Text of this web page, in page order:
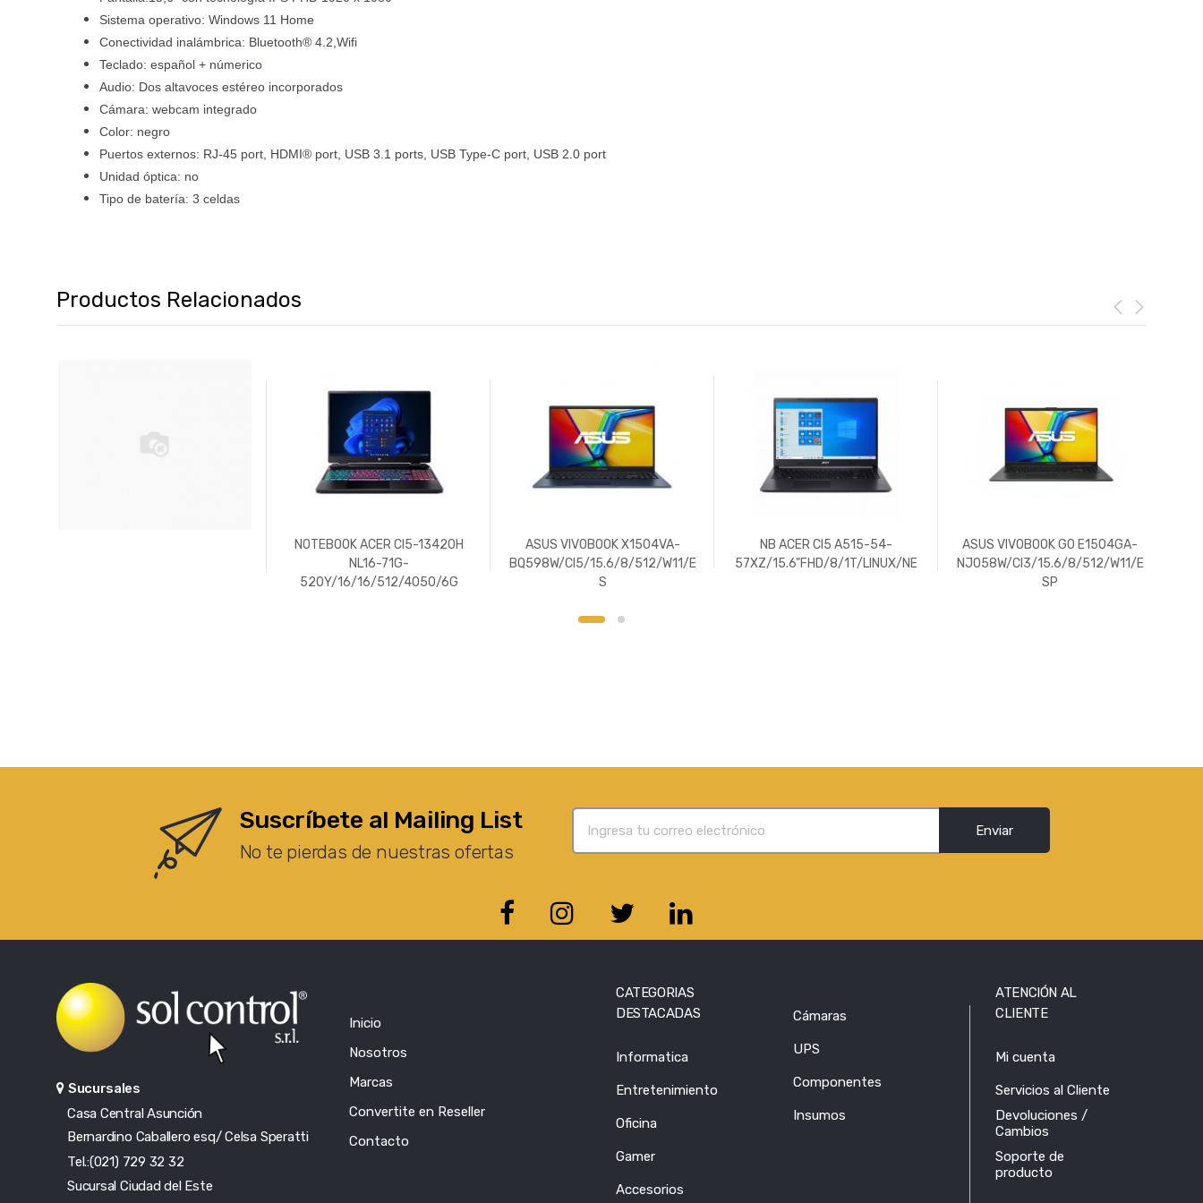
Sistema operativo: Windows 11 Home
Conectividad inalámbrica: Bluetooth® 4.2,Wifi
Teclado: español + númerico
Audio: Dos altavoces estéreo incorporados
Cámara: webcam integrado
Color: negro
Puertos externos: RJ-45 port, HDMI® port, USB 3.1 ports, USB Type-C port, USB 2.0 port
Unidad óptica: no
Tipo de batería: 3 celdas
Productos Relacionados
NOTEBOOK ACER CI5-13420H
NL16-71G-
520Y/16/16/512/4050/6G
ASUS VIVOBOOK X1504VA-
BQ598W/CI5/15.6/8/512/W11/E
S
NB ACER CI5 A515-54-
57XZ/15.6"FHD/8/1T/LINUX/NE
ASUS VIVOBOOK GO E1504GA-
NJ058W/CI3/15.6/8/512/W11/E
SP
Suscríbete al Mailing List
No te pierdas de nuestras ofertas
Enviar
Sucursales
Casa Central Asunción
Bernardino Caballero esq/ Celsa Speratti
Tel.:(021) 729 32 32
Sucursal Ciudad del Este
Inicio
Nosotros
Marcas
Convertite en Reseller
Contacto
CATEGORIAS
DESTACADAS
Informatica
Entretenimiento
Oficina
Gamer
Accesorios
Cámaras
UPS
Componentes
Insumos
ATENCIÓN AL
CLIENTE
Mi cuenta
Servicios al Cliente
Devoluciones /
Cambios
Soporte de
producto